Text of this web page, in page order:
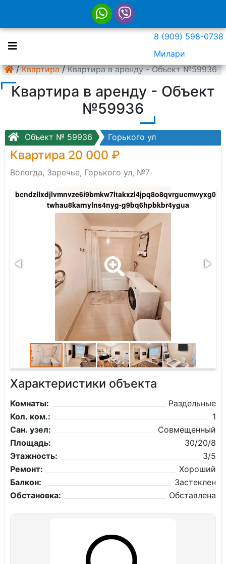
8 (909) 598-0738
Милари
/ Квартира / Квартира в аренду - Объект №59936
Квартира в аренду - Объект
№59936
Объект № 59936 Горького ул
Квартира 20 000 ₽
Вологда, Заречье, Горького ул, №7
bcndzllxdjlvmnvze6i9bmkw7ltakxzl4jpq8o8qvrgucmwyxg0i-
twhau8karnylns4nyg-g9bq6hpbkbr4ygua
Характеристики объекта
Комнаты:
Раздельные
Кол. ком.:
1
Сан. узел:
Совмещенный
Площадь:
30/20/8
Этажность:
3/5
Ремонт:
Хороший
Балкон:
Застеклен
Обстановка:
Обставлена